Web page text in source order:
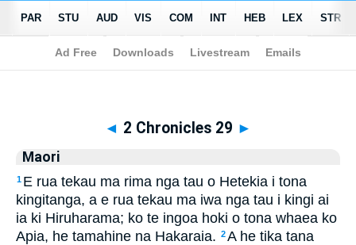
Biblia>Maori> 2 Chronicles 29
◄ 2 Chronicles 29 ►
Maori
1 E rua tekau ma rima nga tau o Hetekia i tona
kingitanga, a e rua tekau ma iwa nga tau i kingi ai
ia ki Hiruharama; ko te ingoa hoki o tona whaea ko
Apia, he tamahine na Hakaraia. 2A he tika tana